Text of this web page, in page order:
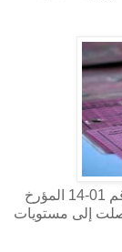
و يهدف هذا القانون الذي يعدل و يتمم القانون رقم 01-14 المؤرخ
وصلت إلى مستويات